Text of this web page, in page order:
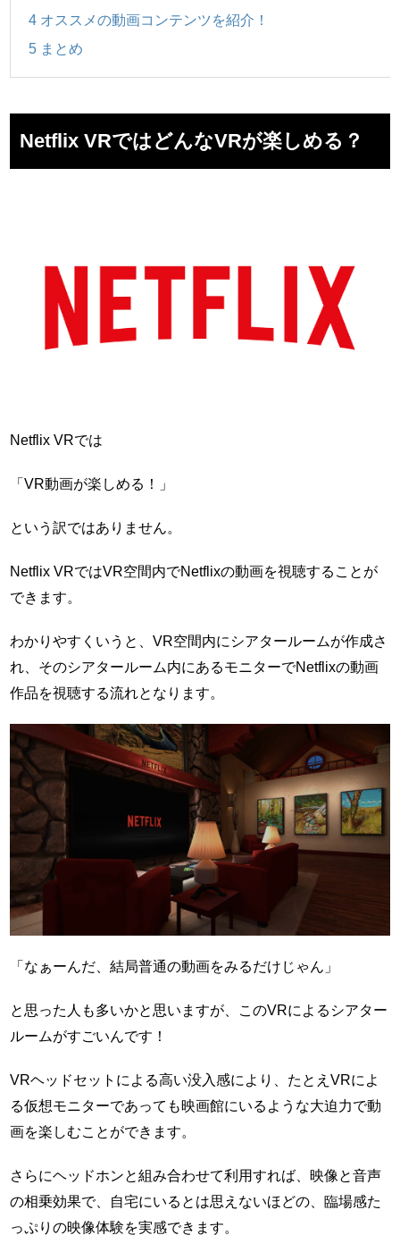
4 オススメの動画コンテンツを紹介！
5 まとめ
Netflix VRではどんなVRが楽しめる？
Netflix VRでは
「VR動画が楽しめる！」
という訳ではありません。
Netflix VRではVR空間内でNetflixの動画を視聴することが
できます。
わかりやすくいうと、VR空間内にシアタールームが作成さ
れ、そのシアタールーム内にあるモニターでNetflixの動画
作品を視聴する流れとなります。
「なぁーんだ、結局普通の動画をみるだけじゃん」
と思った人も多いかと思いますが、このVRによるシアター
ルームがすごいんです！
VRヘッドセットによる高い没入感により、たとえVRによ
る仮想モニターであっても映画館にいるような大迫力で動
画を楽しむことができます。
さらにヘッドホンと組み合わせて利用すれば、映像と音声
の相乗効果で、自宅にいるとは思えないほどの、臨場感た
っぷりの映像体験を実感できます。